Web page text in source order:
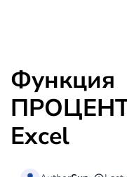
Функция
Excel